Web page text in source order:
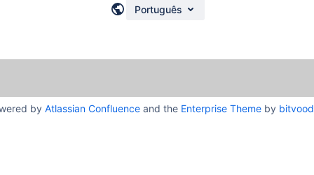
Português
by Atlassian Confluenceand the Enterprise Themeby